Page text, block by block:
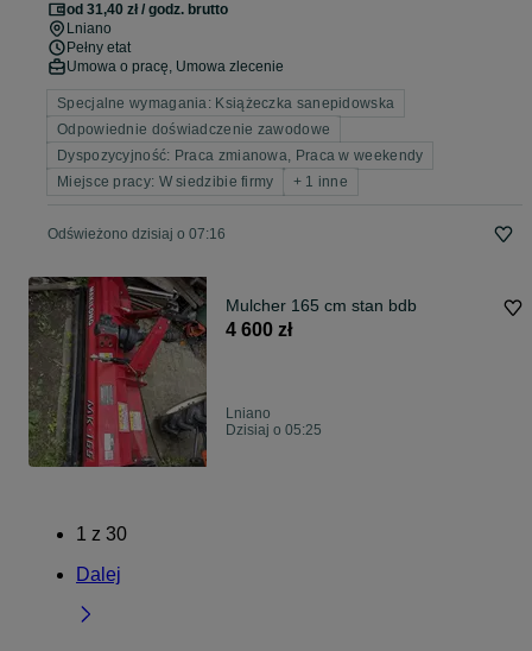
od 31,40 zł / godz. brutto
Lniano
Pełny etat
Umowa o pracę, Umowa zlecenie
Specjalne wymagania: Książeczka sanepidowska
Odpowiednie doświadczenie zawodowe
Dyspozycyjność: Praca zmianowa, Praca w weekendy
Miejsce pracy: W siedzibie firmy
+ 1 inne
Odświeżono dzisiaj o 07:16
Mulcher 165 cm stan bdb
4 600 zł
Lniano
Dzisiaj o 05:25
1 z 30
Dalej